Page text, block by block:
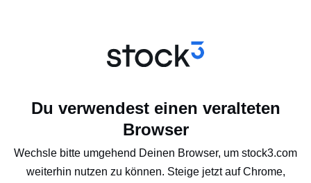
Du verwendest einen veralteten
Browser
Wechsle bitte umgehend Deinen Browser, um stock3.com
weiterhin nutzen zu können. Steige jetzt auf Chrome,